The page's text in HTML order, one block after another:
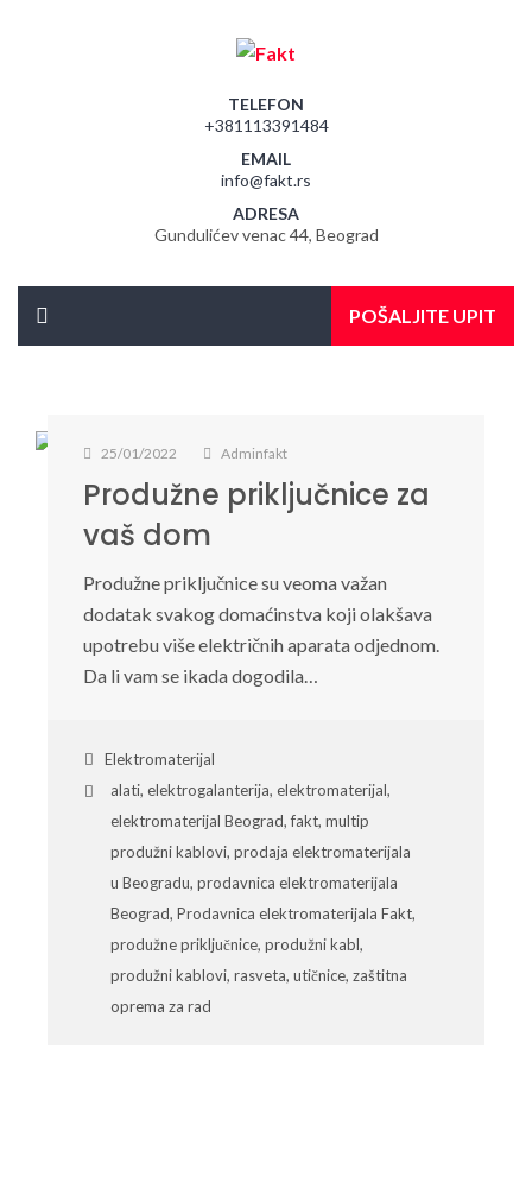
TELEFON
+381113391484
EMAIL
info@fakt.rs
ADRESA
Gundulićev venac 44, Beograd
POŠALJITE UPIT
25/01/2022 Adminfakt
Produžne priključnice za
vaš dom
Produžne priključnice su veoma važan
dodatak svakog domaćinstva koji olakšava
upotrebu više električnih aparata odjednom.
Da li vam se ikada dogodila…
Elektromaterijal
alati, elektrogalanterija, elektromaterijal,
elektromaterijal Beograd,fakt, multip
produžni kablovi, prodaja elektromaterijala
u Beogradu, prodavnica elektromaterijala
Beograd, Prodavnica elektromaterijala Fakt,
produžne priključnice, produžni kabl,
produžni kablovi, rasveta, utičnice, zaštitna
oprema za rad